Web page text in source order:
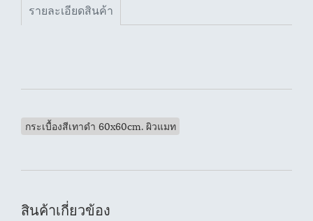
รายละเอียดสินค้า
กระเบื้องสีเทาดำ 60x60cm. ผิวแมท
สินค้าเกี่ยวข้อง